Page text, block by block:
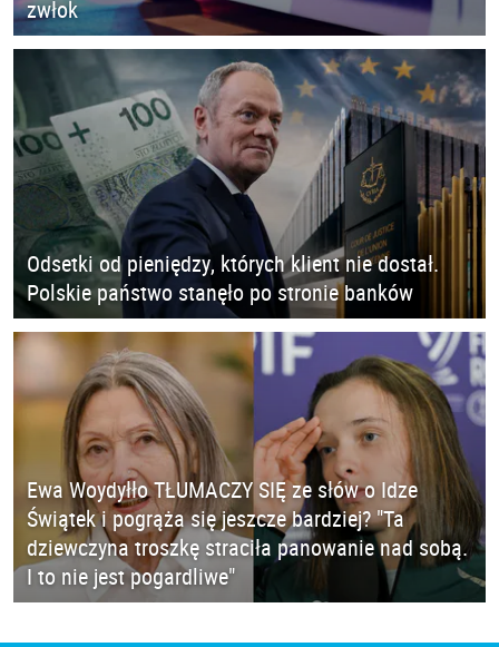
zwłok
Odsetki od pieniędzy, których klient nie dostał.
Polskie państwo stanęło po stronie banków
Ewa Woydyłło TŁUMACZY SIĘ ze słów o Idze
Świątek i pogrąża się jeszcze bardziej? "Ta
dziewczyna troszkę straciła panowanie nad sobą.
I to nie jest pogardliwe"